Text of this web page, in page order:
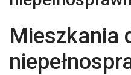
Mieszkania